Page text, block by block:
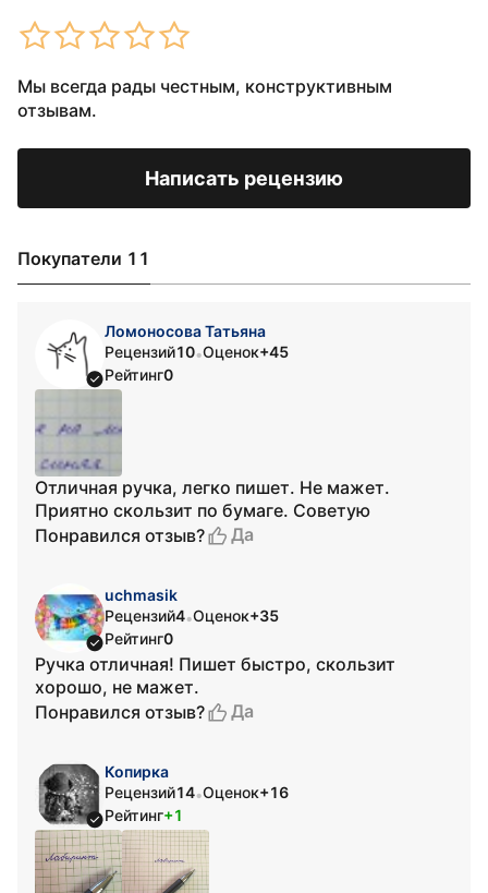
Мы всегда рады честным, конструктивным
отзывам.
Написать рецензию
Покупатели 11
Ломоносова Татьяна
Рецензий10•Оценок+45
Рейтинг0
Отличная ручка, легко пишет. Не мажет.
Приятно скользит по бумаге. Советую
Понравился отзыв?
Да
uchmasik
Рецензий4•Оценок+35
Рейтинг0
Ручка отличная! Пишет быстро, скользит
хорошо, не мажет.
Понравился отзыв?
Да
Копирка
Рецензий14•Оценок+16
Рейтинг+1